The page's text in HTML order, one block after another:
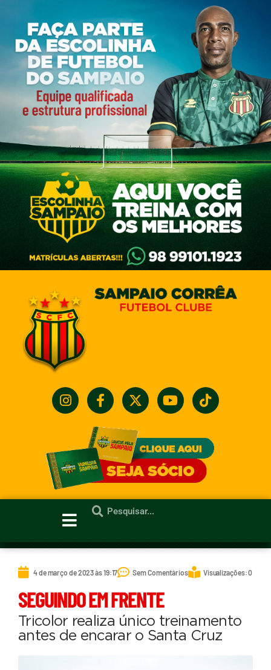
4 de março de 2023 às 19:17 Sem Comentários Visualizações: 0
SEGUINDO EM FRENTE
Tricolor realiza único treinamento
antes de encarar o Santa Cruz